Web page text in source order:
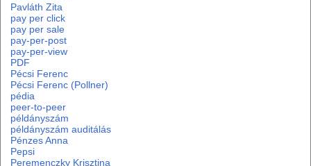
Pavláth Zita
pay per click
pay per sale
pay-per-post
pay-per-view
PDF
Pécsi Ferenc
Pécsi Ferenc (Pollner)
pédia
peer-to-peer
példányszám
példányszám auditálás
Pénzes Anna
Pepsi
Peremenczky Krisztina